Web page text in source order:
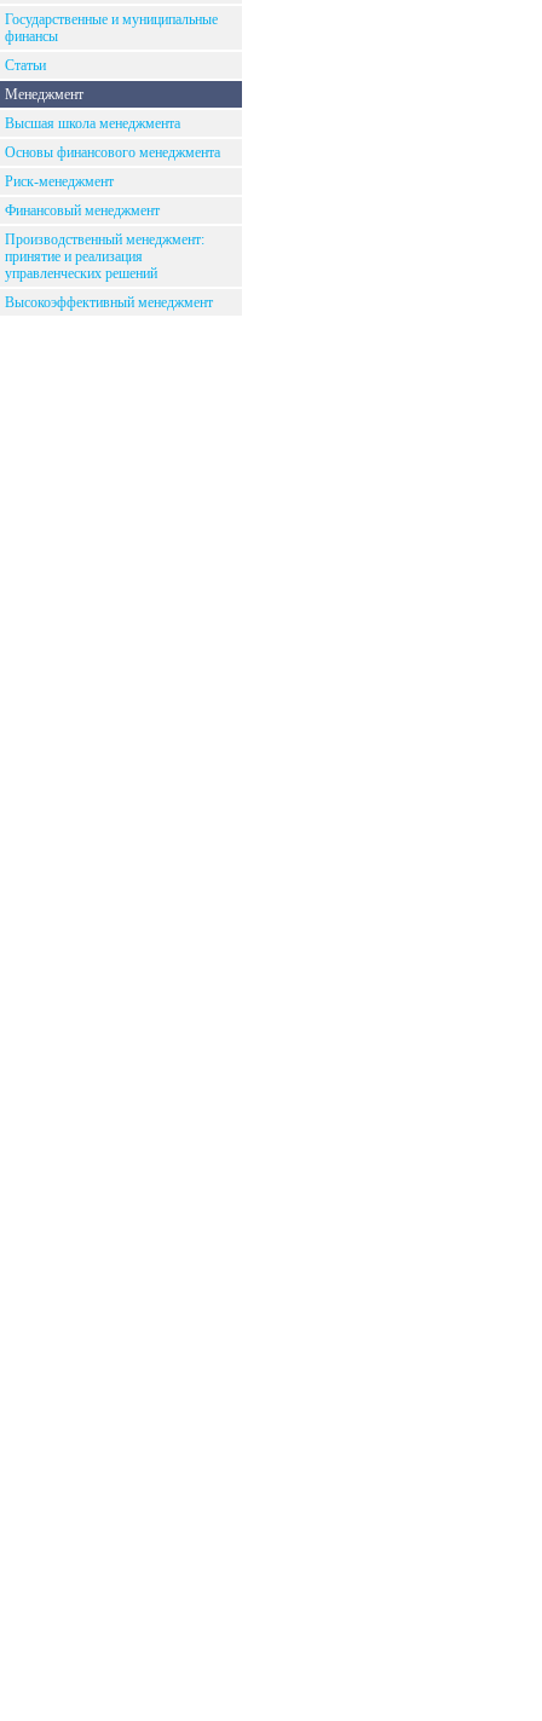
Государственные и муниципальные
финансы
Статьи
Менеджмент
Высшая школа менеджмента
Основы финансового менеджмента
Риск-менеджмент
Финансовый менеджмент
Производственный менеджмент:
принятие и реализация
управленческих решений
Высокоэффективный менеджмент